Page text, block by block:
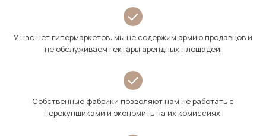
У нас нет гипермаркетов: мы не содержим армию продавцов и
не обслуживаем гектары арендных площадей.
Собственные фабрики позволяют нам не работать с
перекупщиками и экономить на их комиссиях.